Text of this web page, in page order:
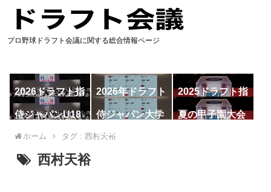
プロ野球ドラフト会議に関する総合情報ページ
2026ドラフト指
名予想
2026年ドラフト
候補
2025ドラフト指
名一覧
侍ジャパンU18
代表
侍ジャパン大学
代表
夏の甲子園大会
ホーム タグ : 西村天裕
西村天裕